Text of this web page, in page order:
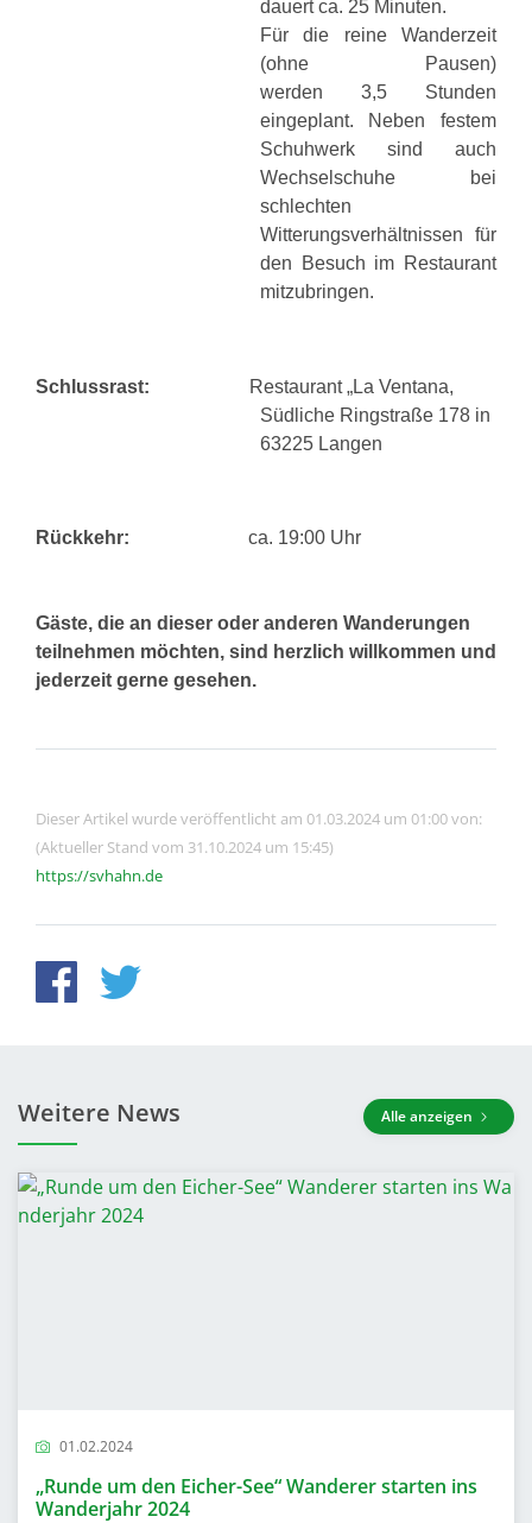
dauert ca. 25 Minuten.
Für die reine Wanderzeit
(ohne Pausen)
werden 3,5
Stunden
eingeplant. Neben festem
Schuhwerk sind auch
Wechselschuhe bei
schlechten
Witterungsverhältnissen für
den Besuch im Restaurant
mitzubringen.
Schlussrast: Restaurant „La Ventana,
Südliche Ringstraße 178 in
63225 Langen
Rückkehr: ca. 19:00 Uhr
Gäste, die an dieser oder anderen Wanderungen
teilnehmen möchten, sind herzlich willkommen und
jederzeit gerne gesehen.
Dieser Artikel wurde veröffentlicht am 01.03.2024 um 01:00 von:
(Aktueller Stand vom 31.10.2024 um 15:45)
https://svhahn.de
Weitere News Alle anzeigen
01.02.2024
„Runde um den Eicher-See“ Wanderer starten ins
Wanderjahr 2024